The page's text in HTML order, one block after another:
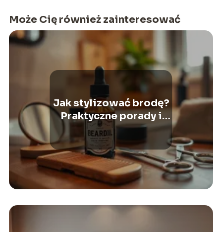
Może Cię również zainteresować
Jak stylizować brodę?
Praktyczne porady i
triki